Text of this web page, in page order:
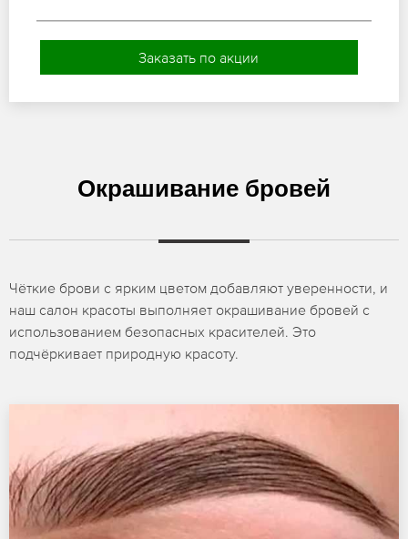
Заказать по акции
Окрашивание бровей
Чёткие брови с ярким цветом добавляют уверенности, и
наш салон красоты выполняет окрашивание бровей с
использованием безопасных красителей. Это
подчёркивает природную красоту.